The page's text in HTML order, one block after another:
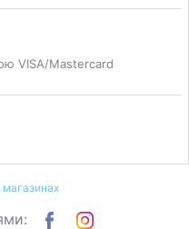
VISA/Mastercard
магазинах